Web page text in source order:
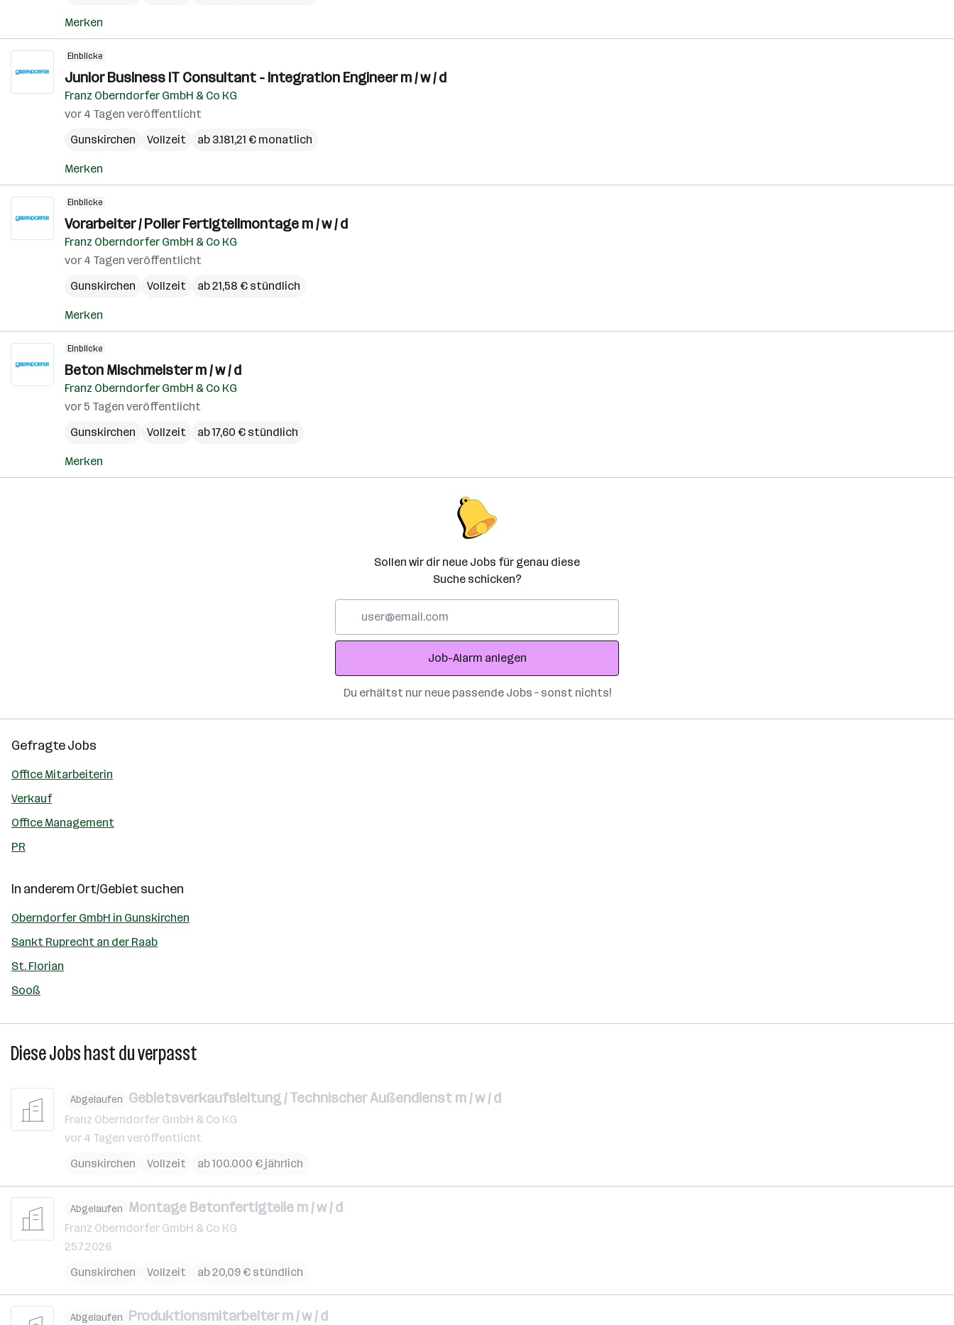
Merken
Einblicke
Junior Business IT Consultant - Integration Engineer m / w / d
Franz Oberndorfer GmbH & Co KG
vor 4 Tagen veröffentlicht
Gunskirchen
Vollzeit ab 3.181,21 € monatlich
Merken
Einblicke
Vorarbeiter / Polier Fertigteilmontage m / w / d
Franz Oberndorfer GmbH & Co KG
vor 4 Tagen veröffentlicht
Gunskirchen
Vollzeit ab 21,58 € stündlich
Merken
Einblicke
Beton Mischmeister m / w / d
Franz Oberndorfer GmbH & Co KG
vor 5 Tagen veröffentlicht
Gunskirchen
Vollzeit ab 17,60 € stündlich
Merken
Sollen wir dir neue Jobs für genau diese
Suche schicken?
Adresse
Job-Alarm anlegen
Du erhältst nur neue passende Jobs – sonst nichts!
Gefragte Jobs
Office Mitarbeiterin
Verkauf
Office Management
PR
In anderem Ort/Gebiet suchen
Oberndorfer GmbH in Gunskirchen
Sankt Ruprecht an der Raab
St. Florian
Sooß
Diese Jobs hast du verpasst
Abgelaufen Gebietsverkaufsleitung / Technischer Außendienst m / w / d
Franz Oberndorfer GmbH & Co KG
vor 4 Tagen veröffentlicht
Gunskirchen
Vollzeit ab 100.000 € jährlich
Abgelaufen Montage Betonfertigteile m / w / d
Franz Oberndorfer GmbH & Co KG
25.7.2026
Gunskirchen
Vollzeit ab 20,09 € stündlich
Abgelaufen Produktionsmitarbeiter m / w / d